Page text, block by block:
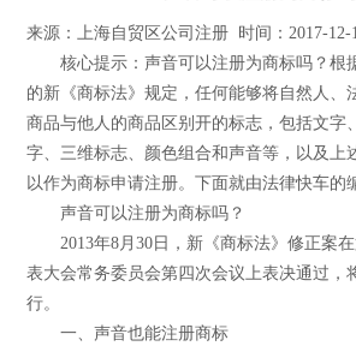
来源：上海自贸区公司注册 时间：2017-12-
核心提示：声音可以注册为商标吗？根
的新《商标法》规定，任何能够将自然人、
商品与他人的商品区别开的标志，包括文字
字、三维标志、颜色组合和声音等，以及上
以作为商标申请注册。下面就由法律快车的
声音可以注册为商标吗？
2013年8月30日，新《商标法》修正案在
表大会常务委员会第四次会议上表决通过，
行。
一、声音也能注册商标